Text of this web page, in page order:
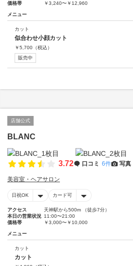
価格帯
￥3,240〜￥12,960
メニュー
カット
似合わせ小顔カット
￥5,700 （税込）
販売中
店舗公式
BLANC
3.72 口コミ 6件 写真
美容室・ヘアサロン
日祝OK カード可
アクセス
天神駅から500m （徒歩7分）
本日の営業状況 11:00〜21:00
価格帯
￥3,000〜￥10,000
メニュー
カット
カット